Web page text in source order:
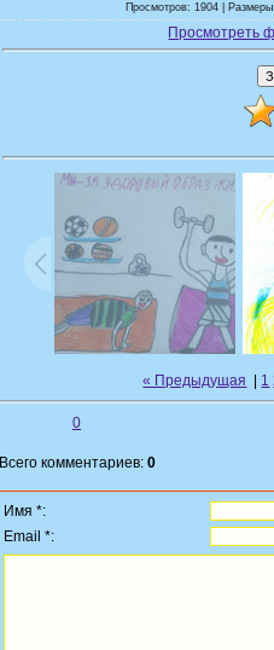
Просмотров: 1904 |
Просмотреть
« Предыдущая 1
0
Всего комментариев: 0
Имя *:
Email *: